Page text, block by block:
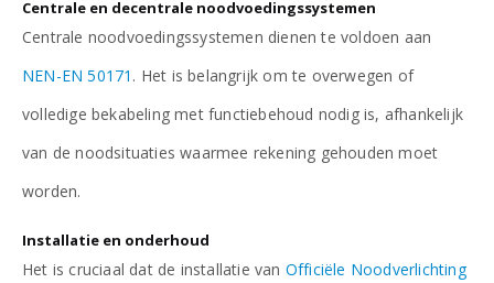
Centrale en decentrale noodvoedingssystemen
Centrale noodvoedingssystemen dienen te voldoen aan
NEN-EN 50171 . Het is belangrijk om te overwegen of
volledige bekabeling met functiebehoud nodig is, afhankelijk
van de noodsituaties waarmee rekening gehouden moet
worden.
Installatie en onderhoud
Het is cruciaal dat de installatie van Officiële Noodverlichting